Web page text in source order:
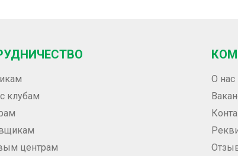
клубам
центрам
О нас